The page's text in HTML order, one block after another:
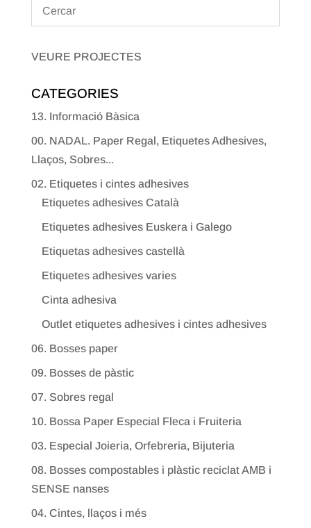
VEURE PROJECTES
CATEGORIES
13. Informació Bàsica
00. NADAL. Paper Regal, Etiquetes Adhesives,
Llaços, Sobres...
02. Etiquetes i cintes adhesives
Etiquetes adhesives Català
Etiquetes adhesives Euskera i Galego
Etiquetas adhesives castellà
Etiquetes adhesives varies
Cinta adhesiva
Outlet etiquetes adhesives i cintes adhesives
06. Bosses paper
09. Bosses de pàstic
07. Sobres regal
10. Bossa Paper Especial Fleca i Fruiteria
03. Especial Joieria, Orfebreria, Bijuteria
08. Bosses compostables i plàstic reciclat AMB i
SENSE nanses
04. Cintes, llaços i més